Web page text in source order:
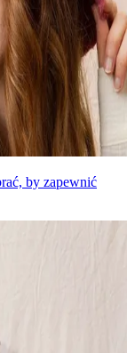
by zapewnić